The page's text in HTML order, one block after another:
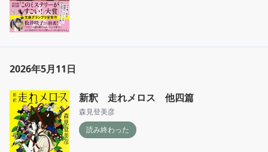
2026年5月11日
新釈 走れメロス 他四篇
森見登美彦
読み終わった